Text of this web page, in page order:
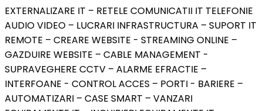
EXTERNALIZARE IT – RETELE COMUNICATII IT TELEFONIE
AUDIO VIDEO – LUCRARI INFRASTRUCTURA – SUPORT IT
REMOTE – CREARE WEBSITE - STREAMING ONLINE –
GAZDUIRE WEBSITE – CABLE MANAGEMENT -
SUPRAVEGHERE CCTV – ALARME EFRACTIE –
INTERFOANE - CONTROL ACCES – PORTI - BARIERE –
AUTOMATIZARI – CASE SMART – VANZARI